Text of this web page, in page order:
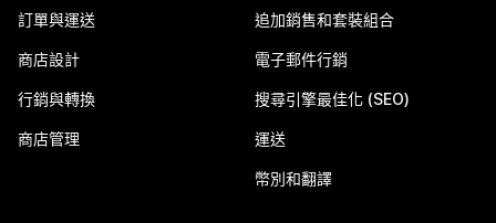
訂單與運送
商店設計
行銷與轉換
商店管理
追加銷售和套裝組合
電子郵件行銷
搜尋引擎最佳化 (SEO)
運送
幣別和翻譯